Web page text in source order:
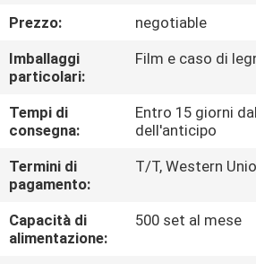
CONTATTICI
NOTIZIE
E
CONOSCENZE
CASI
Prezzo:
negotiable
Imballaggi
particolari:
Film e caso di
Tempi di
consegna:
Entro 15 giorni
dell'anticipo
Termini di
pagamento:
T/T, Western
Capacità di
alimentazione:
500 set al mese